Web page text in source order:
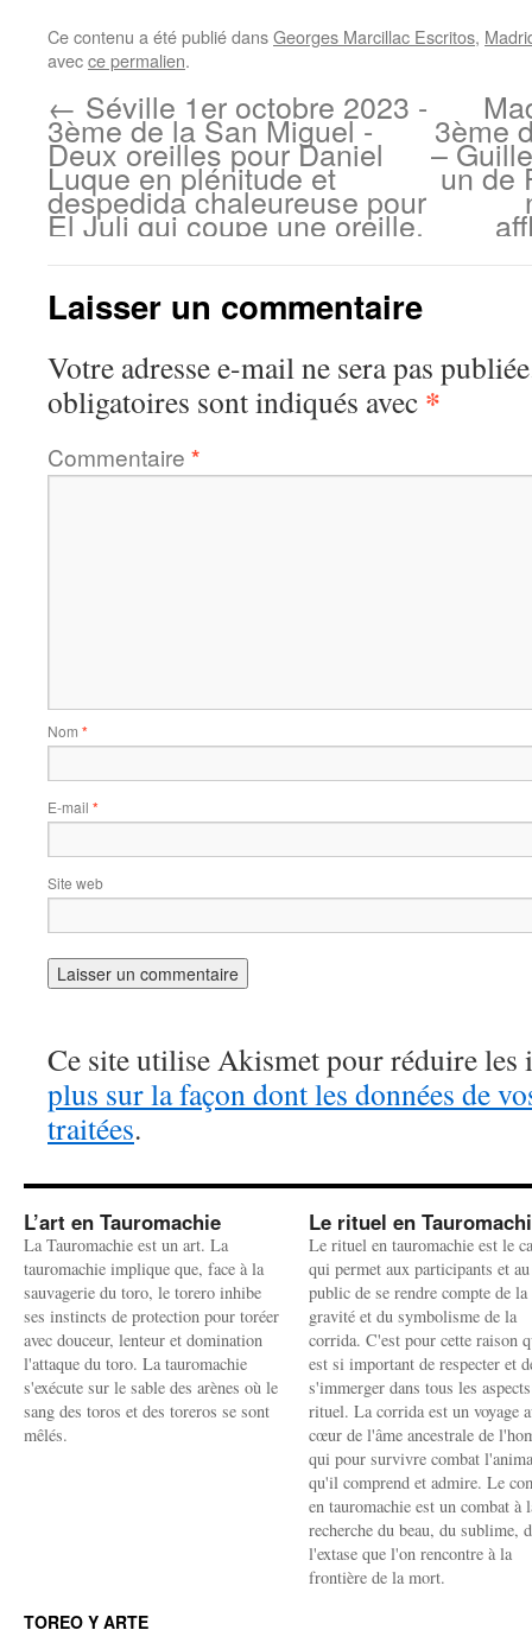
Ce contenu a été publié dansGeorges Marcillac Escritos,
avecce permalien.
← Séville 1er octobre 2023 -
3ème de la San Miguel -
Deux oreilles pour Daniel
Luque en plénitude et
despedida chaleureuse pour
El Juli qui coupe une oreille.
3ème
–
un de
Laisser un commentaire
Votre adresse e-mail ne sera pas
obligatoires sont indiqués avec *
Commentaire *
Nom *
E-mail *
Site web
Ce site utilise Akismet pour réduire les
plus sur la façon dont les données de
traitées.
L’art en Tauromachie
La Tauromachie est un art. La
tauromachie implique que, face à la
sauvagerie du toro, le torero inhibe
ses instincts de protection pour toréer
avec douceur, lenteur et domination
l'attaque du toro. La tauromachie
s'exécute sur le sable des arènes où le
sang des toros et des toreros se sont
mêlés.
Le rituel en
Le rituel en tauromachie est le
qui permet aux participants et au
public de se rendre compte de la
gravité et du symbolisme de la
corrida. C'est pour cette raison
est si important de respecter et
s'immerger dans tous les
rituel. La corrida est un voyage
cœur de l'âme ancestrale de
qui pour survivre combat
qu'il comprend et admire. Le
en tauromachie est un combat à
recherche du beau, du sublime,
l'extase que l'on rencontre à la
frontière de la mort.
TOREO Y ARTE